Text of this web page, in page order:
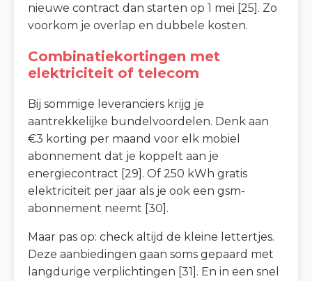
nieuwe contract dan starten op 1 mei [25]. Zo
voorkom je overlap en dubbele kosten.
Combinatiekortingen met
elektriciteit of telecom
Bij sommige leveranciers krijg je
aantrekkelijke bundelvoordelen. Denk aan
€3 korting per maand voor elk mobiel
abonnement dat je koppelt aan je
energiecontract [29]. Of 250 kWh gratis
elektriciteit per jaar als je ook een gsm-
abonnement neemt [30].
Maar pas op: check altijd de kleine lettertjes.
Deze aanbiedingen gaan soms gepaard met
langdurige verplichtingen [31]. En in een snel